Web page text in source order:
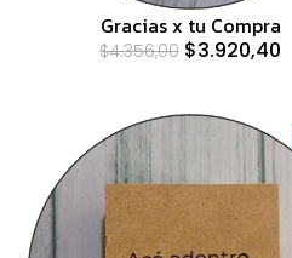
Gracias x tu Compra
$4.356,00 $3.920,40